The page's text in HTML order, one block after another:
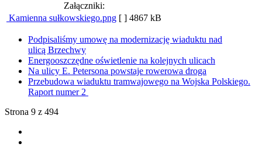
Załączniki:
Kamienna sułkowskiego.png [ ] 4867 kB
Podpisaliśmy umowę na modernizację wiaduktu nad
ulicą Brzechwy
Energooszczędne oświetlenie na kolejnych ulicach
Na ulicy E. Petersona powstaje rowerowa droga
Przebudowa wiaduktu tramwajowego na Wojska Polskiego.
Raport numer 2
Strona 9 z 494